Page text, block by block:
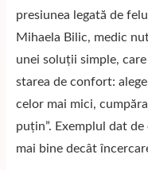
presiunea legată de
Mihaela Bilic, medic
unei soluții simple,
starea de confort:
celor mai mici,
puțin”. Exemplul dat
mai bine decât